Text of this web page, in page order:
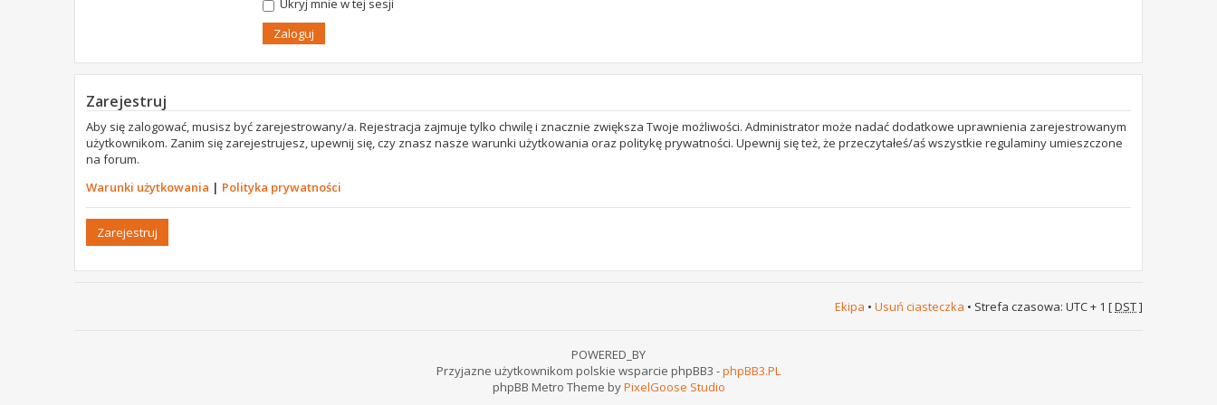
Ukryj mnie w tej sesji
Zarejestruj
Aby się zalogować, musisz być zarejestrowany/a. Rejestracja zajmuje tylko chwilę i znacznie zwiększa Twoje możliwości. Administrator może nadać dodatkowe uprawnienia zarejestrowanym
użytkownikom. Zanim się zarejestrujesz, upewnij się, czy znasz nasze warunki użytkowania oraz politykę prywatności. Upewnij się też, że przeczytałeś/aś wszystkie regulaminy umieszczone
na forum.
Warunki użytkowania | Polityka prywatności
Zarejestruj
Ekipa • Usuń ciasteczka • Strefa czasowa: UTC + 1 [DST]
POWERED_BY
Przyjazne użytkownikom polskie wsparcie phpBB3 -phpBB3.PL
phpBB Metro Theme byPixelGoose Studio